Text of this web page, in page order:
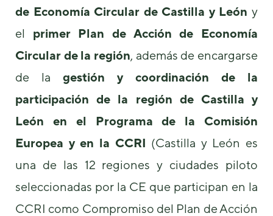
de Economía Circular de Castilla y León y
el primer Plan de Acción de Economía
Circular de la región, además de encargarse
de la gestión y coordinación de la
participación de la región de Castilla y
León en el Programa de la Comisión
Europea y en la CCRI (Castilla y León es
una de las 12 regiones y ciudades piloto
seleccionadas por la CE que participan en la
CCRI como Compromiso del Plan de Acción
Son
necesarias
para que
web.
Estadísticas
podamos
funcionalidad
de la web, en
base a cómo
se usa la
web.